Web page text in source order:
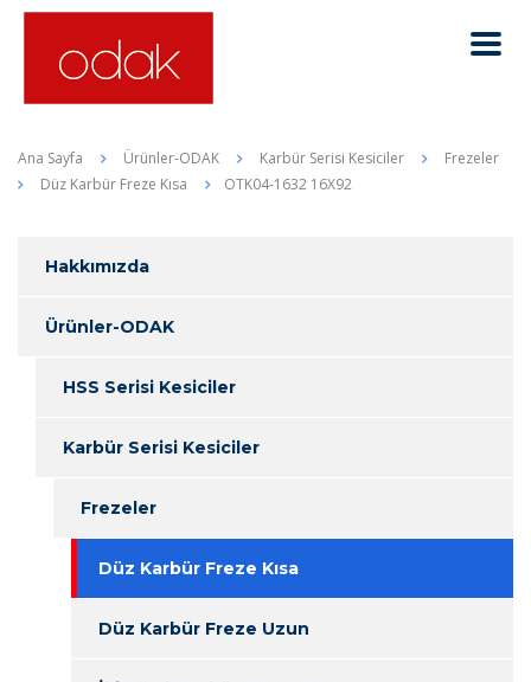
Ana Sayfa Ürünler-ODAK Karbür Serisi Kesiciler
Frezeler
Düz Karbür Freze Kısa
OTK04-1632 16X92
Hakkımızda
Ürünler-ODAK
HSS Serisi Kesiciler
Karbür Serisi Kesiciler
Frezeler
Düz Karbür Freze Kısa
Düz Karbür Freze Uzun